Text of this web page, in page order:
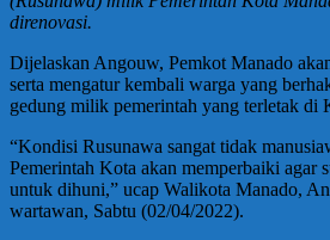
direnovasi.
Dijelaskan Angouw, Pemkot Manado
serta mengatur kembali warga yang
gedung milik pemerintah yang terletak di
“Kondisi Rusunawa sangat tidak
Pemerintah Kota akan memperbaiki agar
untuk dihuni,” ucap Walikota Manado,
wartawan, Sabtu (02/04/2022).